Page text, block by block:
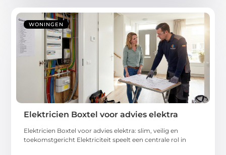
WONINGEN
Elektricien Boxtel voor advies elektra
Elektricien Boxtel voor advies elektra: slim, veilig en
toekomstgericht Elektriciteit speelt een centrale rol in